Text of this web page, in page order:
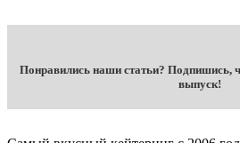
Понравились наши статьи? Подпишись,
выпуск!